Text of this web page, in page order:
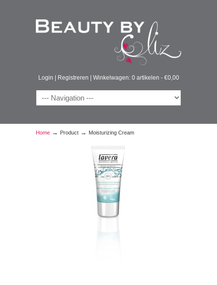
Login Registreren Winkelwagen: 0 artikelen - €0,00
Home → Product → Moisturizing Cream